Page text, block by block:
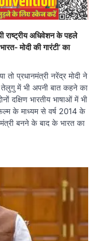
अधिवेशन के पहले
मोदी की गारंटी’ का
तो प्रधानमंत्री नरेंद्र मोदी ने
में भी अपनी बात कहने का
दक्षिण भारतीय भाषाओं में भी
के माध्यम से वर्ष 2014 के
बनने के बाद के भारत का